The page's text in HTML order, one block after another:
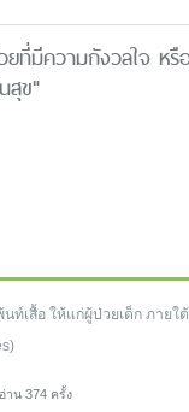
ที่มีความกังวลใจ หรือ
สุข"
ท์เสื้อ ให้แก่ผู้ป่วยเด็ก ภายใ
อ่าน 374 ครั้ง